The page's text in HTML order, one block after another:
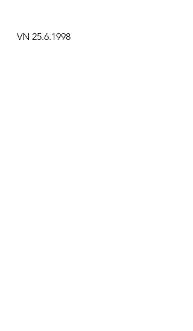
VN 25.6.1998